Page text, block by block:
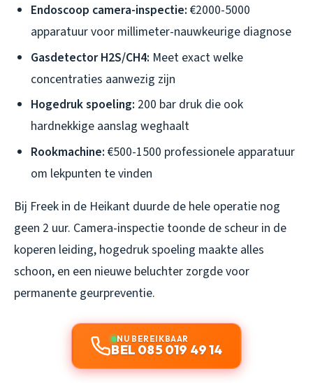
Endoscoop camera-inspectie: €2000-5000
apparatuur voor millimeter-nauwkeurige diagnose
Gasdetector H2S/CH4: Meet exact welke
concentraties aanwezig zijn
Hogedruk spoeling: 200 bar druk die ook
hardnekkige aanslag weghaalt
Rookmachine: €500-1500 professionele apparatuur
om lekpunten te vinden
Bij Freek in de Heikant duurde de hele operatie nog
geen 2 uur. Camera-inspectie toonde de scheur in de
koperen leiding, hogedruk spoeling maakte alles
schoon, en een nieuwe beluchter zorgde voor
permanente geurpreventie.
NU BEREIKBAAR
BEL 085 019 49 14